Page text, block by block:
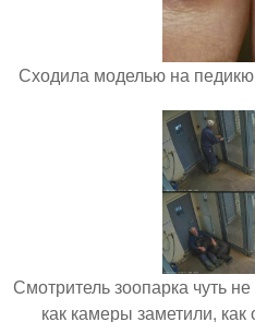
Сходила моделью на
Смотритель зоопарка чуть
как камеры заметили,